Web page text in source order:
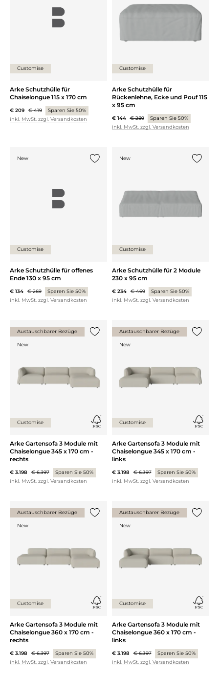
Customise
Arke Schutzhülle für
Chaiselongue 115 x 170 cm
€ 209 € 419
Sparen Sie 50%
inkl. MwSt. zzgl. Versandkosten
Customise
Arke Schutzhülle für
Rückenlehne, Ecke und Pouf 115
x 95 cm
€ 144 € 289
Sparen Sie 50%
inkl. MwSt. zzgl. Versandkosten
New
Customise
Arke Schutzhülle für offenes
Ende 130 x 95 cm
€ 134 € 269
Sparen Sie 50%
inkl. MwSt. zzgl. Versandkosten
New
Customise
Arke Schutzhülle für 2 Module
230 x 95 cm
€ 234 € 469
Sparen Sie 50%
inkl. MwSt. zzgl. Versandkosten
Austauschbarer Bezüge
New {0} zur Liste hinzufügen
Customise
Arke Gartensofa 3 Module mit
Chaiselongue 345 x 170 cm -
rechts
€ 3.198 € 6.397
Sparen Sie 50%
inkl. MwSt. zzgl. Versandkosten
Austauschbarer Bezüge
New
Customise
Arke Gartensofa 3 Module mit
Chaiselongue 345 x 170 cm -
links
€ 3.198 € 6.397
Sparen Sie 50%
inkl. MwSt. zzgl. Versandkosten
Austauschbarer Bezüge
New {0} zur Liste hinzufügen
Customise
Arke Gartensofa 3 Module mit
Chaiselongue 360 x 170 cm -
rechts
€ 3.198 € 6.397
Sparen Sie 50%
inkl. MwSt. zzgl. Versandkosten
Austauschbarer Bezüge
New
Customise
Arke Gartensofa 3 Module mit
Chaiselongue 360 x 170 cm -
links
€ 3.198 € 6.397
Sparen Sie 50%
inkl. MwSt. zzgl. Versandkosten